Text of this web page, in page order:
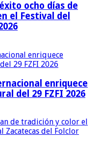
ocho días de
el Festival del
enriquece
del 29 FZFI 2026